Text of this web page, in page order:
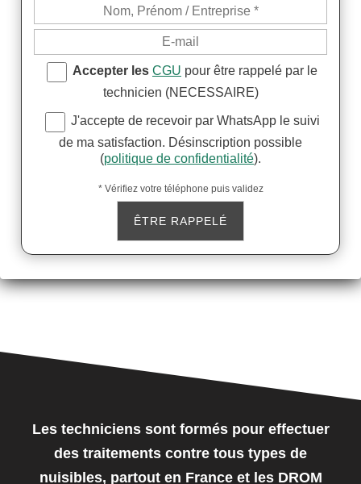
Accepter les CGU pour être rappelé par le
technicien (NECESSAIRE)
J'accepte de recevoir par WhatsApp le suivi
de ma satisfaction. Désinscription possible
(politique de confidentialité).
* Vérifiez votre téléphone puis validez
Les techniciens sont formés pour effectuer
des traitements contre tous types de
nuisibles, partout en France et les DROM